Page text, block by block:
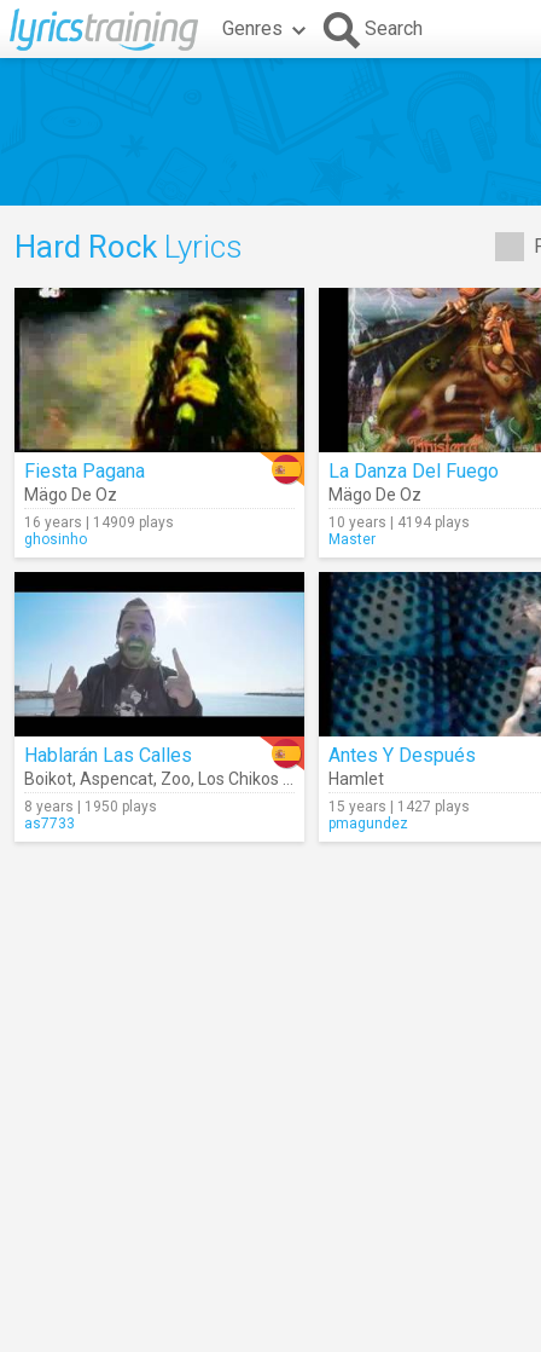
Genres Search
Hard Rock Lyrics
Fiesta Pagana
Mägo De Oz
16 years | 14909 plays
ghosinho
La Danza Del Fuego
Mägo De Oz
10 years | 4194 plays
Master
Hablarán Las Calles
Boikot, Aspencat, Zoo, Los Chikos Del Maíz ,Pablo De La Raíz
8 years | 1950 plays
as7733
Antes Y Después
Hamlet
15 years | 1427 plays
pmagundez